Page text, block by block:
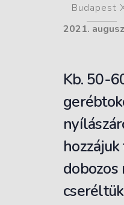
Budapest
2021.
Kb. 50-